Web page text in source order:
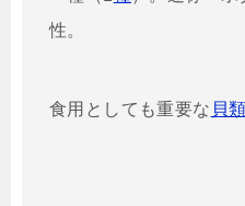
性。
食用としても重要な 貝